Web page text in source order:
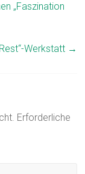
„Faszination
Werkstatt →
Erforderliche